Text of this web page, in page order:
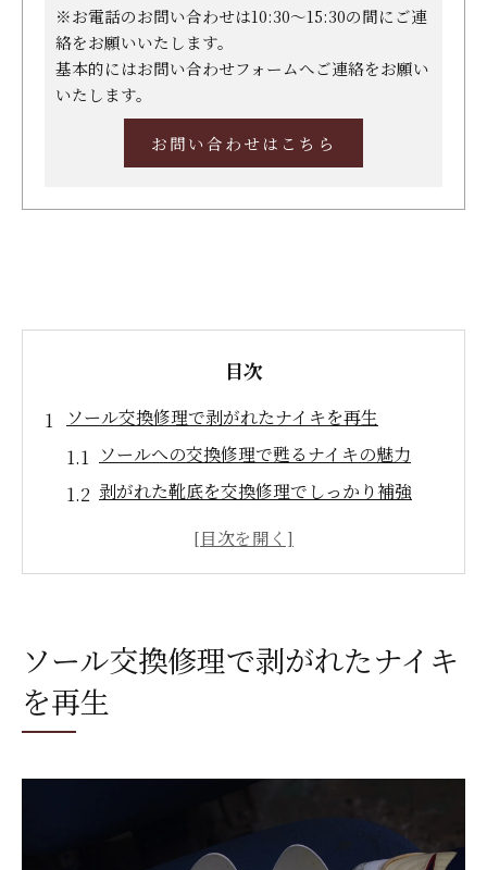
※お電話のお問い合わせは10:30～15:30の間にご連
絡をお願いいたします。
基本的にはお問い合わせフォームへご連絡をお願い
いたします。
お問い合わせはこちら
目次
ソール交換修理で剥がれたナイキを再生
ソールへの交換修理で甦るナイキの魅力
剥がれた靴底を交換修理でしっかり補強
ナイキスニーカー修理に交換修理が有効な
ナイキエアズームフライトの底剥がれ修理術
底剥がれにはソールへの交換修理が有効
剥がれた箇所の強化に効果的な交換修理法
ナイキエアズームフライト修理の注意点
プロの交換修理で底剥がれを根本解決
ソール交換修理で剥がれたナイキ
を再生